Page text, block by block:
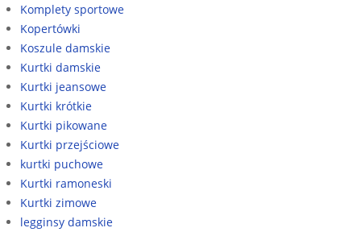
Komplety sportowe
Kopertówki
Koszule damskie
Kurtki damskie
Kurtki jeansowe
Kurtki krótkie
Kurtki pikowane
Kurtki przejściowe
kurtki puchowe
Kurtki ramoneski
Kurtki zimowe
legginsy damskie